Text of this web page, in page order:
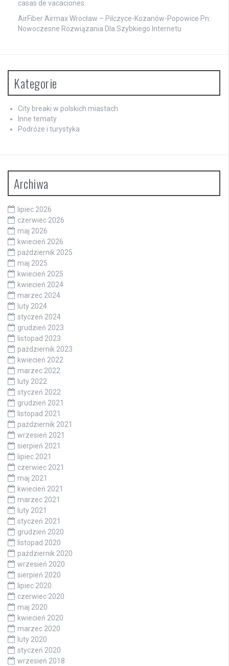
casas de vacaciones
AirFiber Airmax Wrocław – Pilczyce-Kozanów-Popowice Pn:
Nowoczesne Rozwiązania Dla Szybkiego Internetu
Kategorie
City breaki w polskich miastach
Inne tematy
Podróże i turystyka
Archiwa
lipiec 2026
czerwiec 2026
maj 2026
kwiecień 2026
październik 2025
maj 2025
kwiecień 2025
kwiecień 2024
marzec 2024
luty 2024
styczeń 2024
grudzień 2023
listopad 2023
październik 2023
kwiecień 2022
marzec 2022
luty 2022
styczeń 2022
grudzień 2021
listopad 2021
październik 2021
wrzesień 2021
sierpień 2021
lipiec 2021
czerwiec 2021
maj 2021
kwiecień 2021
marzec 2021
luty 2021
styczeń 2021
grudzień 2020
listopad 2020
październik 2020
wrzesień 2020
sierpień 2020
lipiec 2020
czerwiec 2020
maj 2020
kwiecień 2020
marzec 2020
luty 2020
styczeń 2020
wrzesień 2018